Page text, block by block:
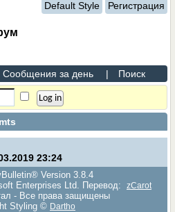
Default Style Регистрация
Сообщения за день | Поиск
23:24
Version 3.8.4
Enterprises Ltd. Перевод:
zCarot
- Все права защищены
Styling © Dartho